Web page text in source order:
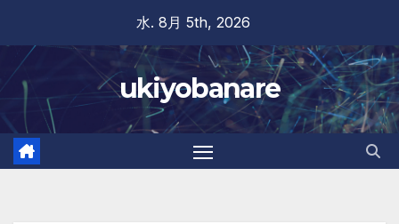
content
水. 8月 5th, 2026
ukiyobanare